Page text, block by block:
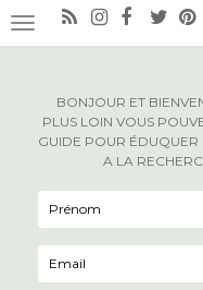
BONJOUR ET
PLUS LOIN VOUS
GUIDE POUR
A LA
OUVRIR/FERMER LA